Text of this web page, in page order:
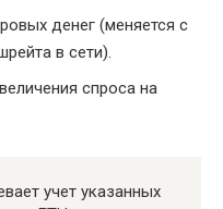
денег (меняется с
в сети).
спроса на
учет указанных